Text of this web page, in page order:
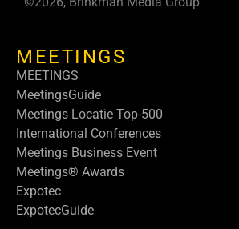
MEETINGS
MEETINGS
MeetingsGuide
Meetings Locatie Top-500
International Conferences
Meetings Business Event
Meetings® Awards
Expotec
ExpotecGuide